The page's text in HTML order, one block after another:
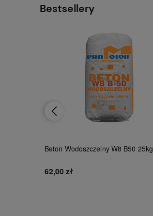
Bestsellery
Beton Wodoszczelny W8 B50 25kg
62,00 zł